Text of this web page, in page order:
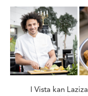
I Vista kan